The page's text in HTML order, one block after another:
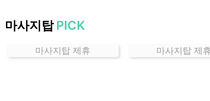
일마사지탑 PICK
마사지탑 제휴 마사지탑 제